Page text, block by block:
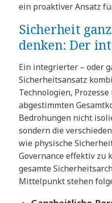
ein proaktiver Ansatz
Sicherheit
denken: Der
Ein integrierter – oder
Sicherheitsansatz
Technologien,
abgestimmten
Bedrohungen nicht
sondern die
wie physische
Governance effektiv zu
gesamte
Mittelpunkt stehen